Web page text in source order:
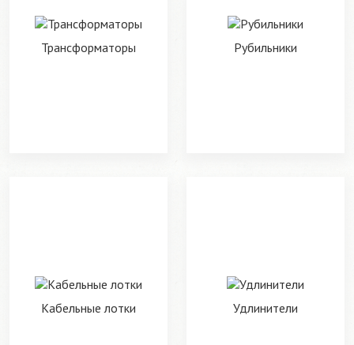
Трансформаторы Рубильники
Кабельные лотки Удлинители